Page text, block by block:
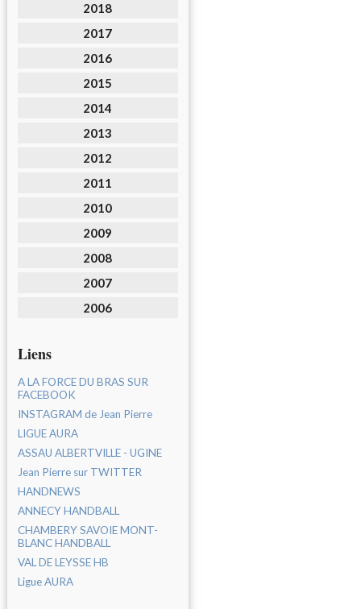
2018
2017
2016
2015
2014
2013
2012
2011
2010
2009
2008
2007
2006
Liens
A LA FORCE DU BRAS SUR
FACEBOOK
INSTAGRAM de Jean Pierre
LIGUE AURA
ASSAU ALBERTVILLE - UGINE
Jean Pierre sur TWITTER
HANDNEWS
ANNECY HANDBALL
CHAMBERY SAVOIE MONT-
BLANC HANDBALL
VAL DE LEYSSE HB
Ligue AURA